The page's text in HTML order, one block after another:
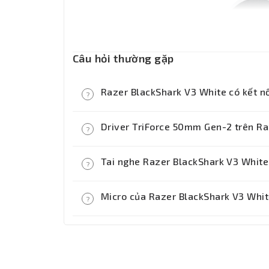
Câu hỏi thường gặp
? Razer BlackShark V3 White có kết
thấp, Bluetooth 5.3 và cả kết nối có
? Driver TriForce 50mm Gen-2 trên
treble sắc nét, hỗ trợ định vị âm
? Tai nghe Razer BlackShark V3
tiếng súng và hiệu ứng môi trường
? Micro của Razer BlackShark V3